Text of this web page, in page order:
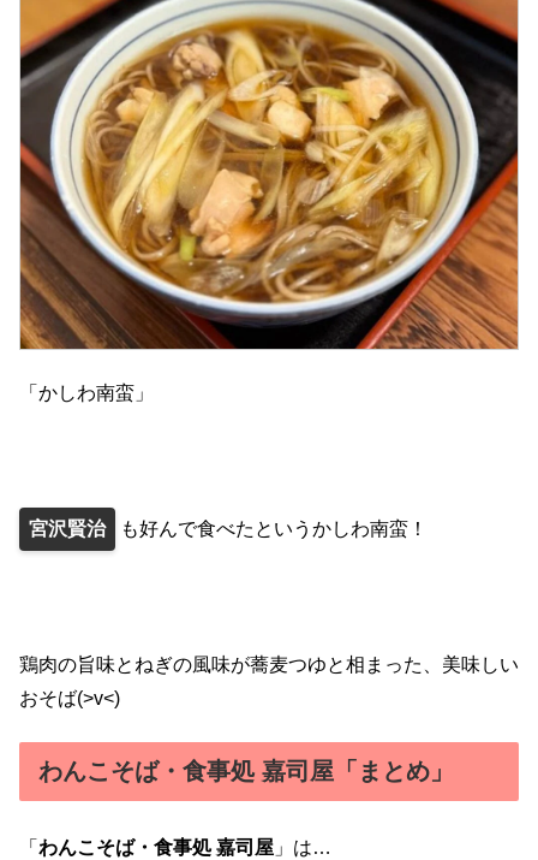
「かしわ南蛮」
宮沢賢治 も好んで食べたというかしわ南蛮！
鶏肉の旨味とねぎの風味が蕎麦つゆと相まった、美味しい
おそば(>v<)
わんこそば・食事処 嘉司屋「まとめ」
「 わんこそば・食事処 嘉司屋 」は…